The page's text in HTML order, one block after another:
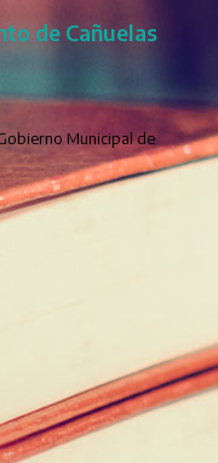
de Cañuelas
Municipal de